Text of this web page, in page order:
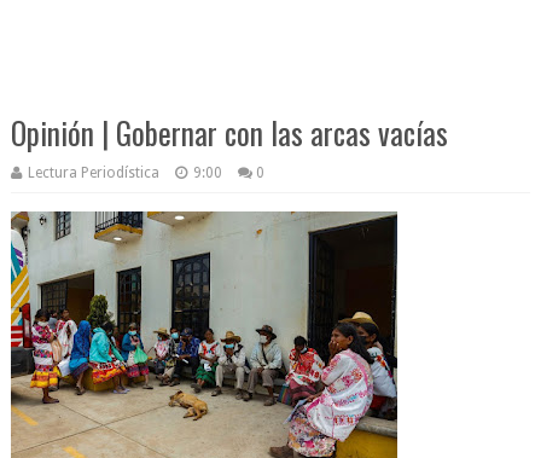
Opinión | Gobernar con las arcas vacías
Lectura Periodística 9:00 0